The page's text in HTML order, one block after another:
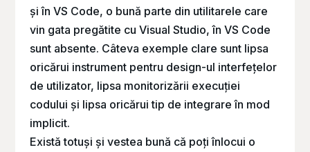
și în VS Code, o bună parte din utilitarele care
vin gata pregătite cu Visual Studio, în VS Code
sunt absente. Câteva exemple clare sunt lipsa
oricărui instrument pentru design-ul interfețelor
de utilizator, lipsa monitorizării execuției
codului și lipsa oricărui tip de integrare în mod
implicit.
Există totuși și vestea bună că poți înlocui o